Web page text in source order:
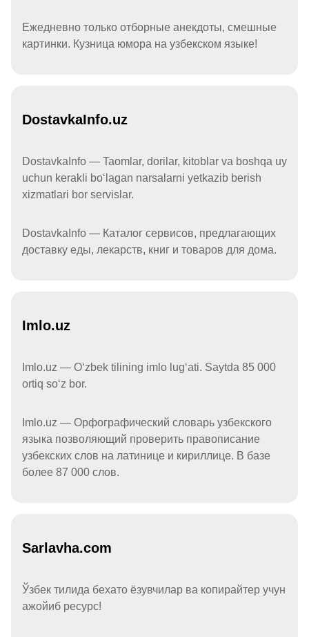
Ежедневно только отборные анекдоты, смешные
картинки. Кузница юмора на узбекском языке!
DostavkaInfo.uz
DostavkaInfo — Taomlar, dorilar, kitoblar va boshqa uy
uchun kerakli boʻlagan narsalarni yetkazib berish
xizmatlari bor servislar.
DostavkaInfo — Каталог сервисов, предлагающих
доставку еды, лекарств, книг и товаров для дома.
Imlo.uz
Imlo.uz — Oʻzbek tilining imlo lugʻati. Saytda 85 000
ortiq soʻz bor.
Imlo.uz — Орфографический словарь узбекского
языка позволяющий проверить правописание
узбекских слов на латинице и кириллице. В базе
более 87 000 слов.
Sarlavha.com
Ўзбек тилида бехато ёзувчилар ва копирайтер учун
ажойиб ресурс!